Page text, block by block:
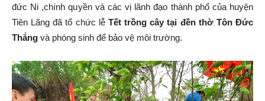
đức Ni ,chính quyền và các vị lãnh đạo thành phố của huyện
Tiên Lãng đã tổ chức lễ Tết trồng cây tại đền thờ Tôn Đức
Thắng và phóng sinh để bảo vệ môi trường.